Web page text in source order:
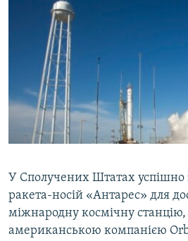
ВСЕ ЗА ДЕНЬ
СПЕЦПРОЕКТИ
ДЕПОРТАЦІЯ
ВІДЕОУРОКИ «ELIFBE»
СВІДЧЕННЯ ОКУПАЦІЇ
УКРАЇНСЬКА ПРОБЛЕМА КРИМУ
ЯК ОБІЙТИ БЛОКУВАННЯ
Русский
Qırımtatar
Усі сайти RFE/RL
У Сполучених Штатах успішно
ракета-носій «Антарес» для
міжнародну космічну станцію,
американською компанією